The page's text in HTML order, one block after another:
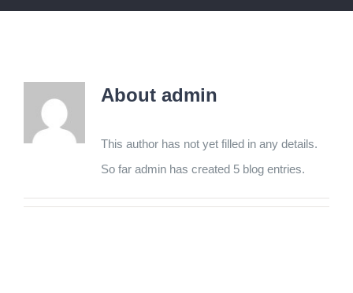
About admin
This author has not yet filled in any details.
So far admin has created 5 blog entries.